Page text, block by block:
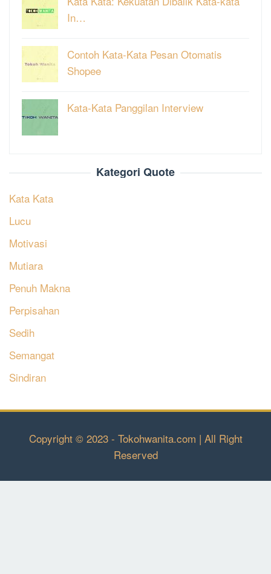
In…
Contoh Kata-Kata Pesan Otomatis
Shopee
Kata-Kata Panggilan Interview
Kategori Quote
Kata Kata
Lucu
Motivasi
Mutiara
Penuh Makna
Perpisahan
Sedih
Semangat
Sindiran
Copyright © 2023 - Tokohwanita.com | All Right
Reserved